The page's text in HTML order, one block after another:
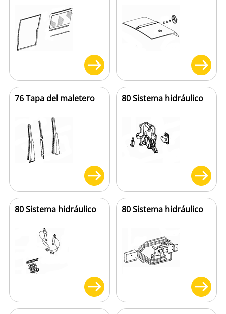
76 Tapa del maletero 80 Sistema hidráulico
80 Sistema hidráulico 80 Sistema hidráulico